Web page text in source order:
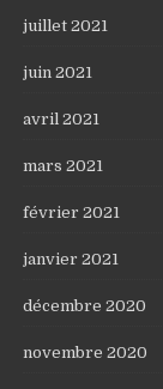
juillet 2021
juin 2021
avril 2021
mars 2021
février 2021
janvier 2021
décembre 2020
novembre 2020